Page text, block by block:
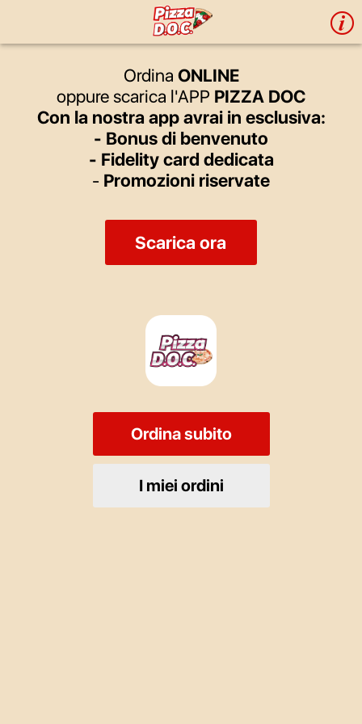
i
Ordina ONLINE
oppure scarica l'APP PIZZA DOC
Con la nostra app avrai in esclusiva:
- Bonus di benvenuto
- Fidelity card dedicata
- Promozioni riservate
Scarica ora
Ordina subito
I miei ordini